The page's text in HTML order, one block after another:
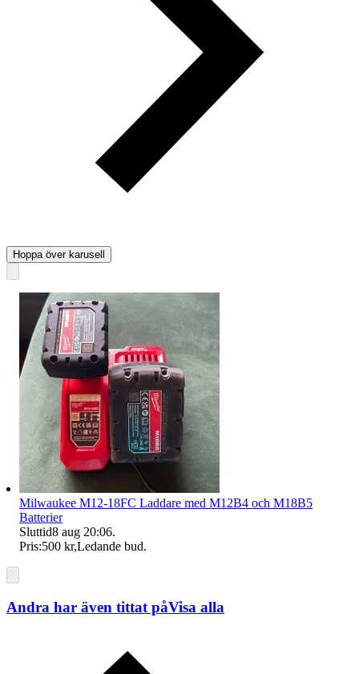
Hoppa över karusell
Milwaukee M12-18FC Laddare med M12B4 och M18B5
Batterier
Sluttid8 aug 20:06.
Pris:500 kr,Ledande bud.
Andra har även tittat påVisa alla